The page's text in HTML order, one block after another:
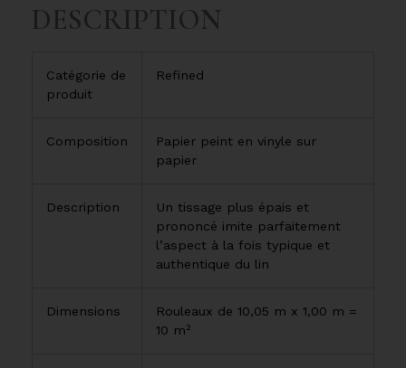
DESCRIPTION
Catégorie de
produit
Refined
Composition
Papier peint en vinyle sur
papier
Description
Un tissage plus épais et
prononcé imite parfaitement
l’aspect à la fois typique et
authentique du lin
Dimensions
Rouleaux de 10,05 m x 1,00 m =
10 m²